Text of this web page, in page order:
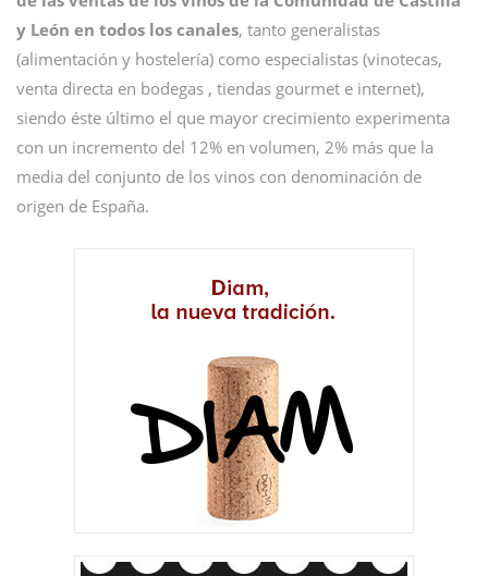
y León en todos los canales, tanto generalistas
(alimentación y hostelería) como especialistas (vinotecas,
venta directa en bodegas , tiendas gourmet e internet),
siendo éste último el que mayor crecimiento experimenta
con un incremento del 12% en volumen, 2% más que la
media del conjunto de los vinos con denominación de
origen de España.